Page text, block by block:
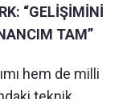
“GELİŞİMİNİ
TAM”
hem de milli